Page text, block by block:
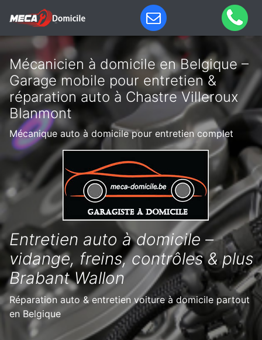
Mécanicien à domicile en Belgique –
Garage mobile pour entretien &
réparation auto à Chastre Villeroux
Blanmont
Mécanique auto à domicile pour entretien complet
Entretien auto à domicile –
vidange, freins, contrôles & plus
Brabant Wallon
Réparation auto & entretien voiture à domicile partout
en Belgique